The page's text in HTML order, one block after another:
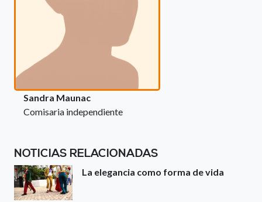
Sandra Maunac
Comisaria independiente
NOTICIAS RELACIONADAS
La elegancia como forma de vida